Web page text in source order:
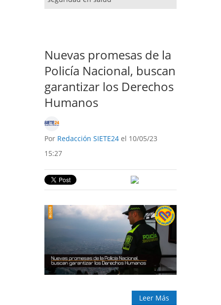
Nuevas promesas de la
Policía Nacional, buscan
garantizar los Derechos
Humanos
Por Redacción SIETE24 el 10/05/23
15:27
Leer Más